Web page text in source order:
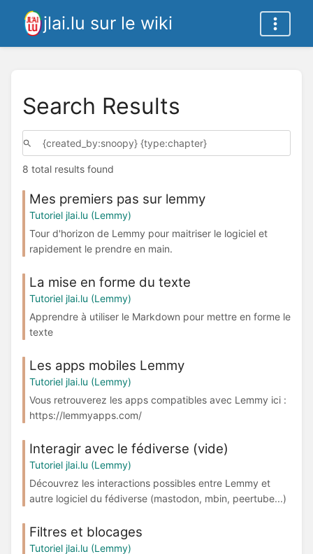
jlai.lu sur le wiki
Search Results
8 total results found
Mes premiers pas sur lemmy
Tutoriel jlai.lu (Lemmy)
Tour d'horizon de Lemmy pour maitriser le logiciel et
rapidement le prendre en main.
La mise en forme du texte
Tutoriel jlai.lu (Lemmy)
Apprendre à utiliser le Markdown pour mettre en forme le
texte
Les apps mobiles Lemmy
Tutoriel jlai.lu (Lemmy)
Vous retrouverez les apps compatibles avec Lemmy ici :
https://lemmyapps.com/
Interagir avec le fédiverse (vide)
Tutoriel jlai.lu (Lemmy)
Découvrez les interactions possibles entre Lemmy et
autre logiciel du fédiverse (mastodon, mbin, peertube...)
Filtres et blocages
Tutoriel jlai.lu (Lemmy)